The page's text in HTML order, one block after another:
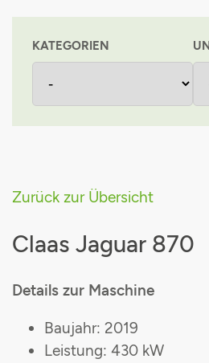
KATEGORIEN
Zurück zur Übersicht
Claas Jaguar 870
Details zur Maschine
Baujahr: 2019
Leistung: 430 kW